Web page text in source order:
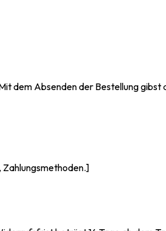
dem Absenden der Bestellung gibst